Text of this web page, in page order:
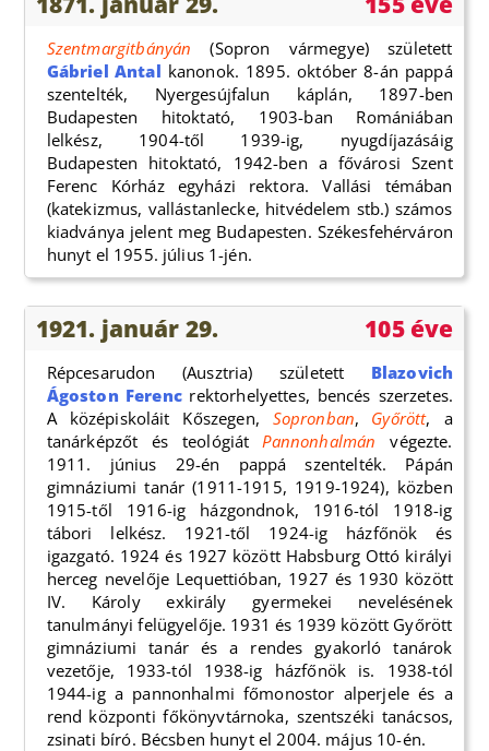
Szentmargitbányán
(Sopron vármegye) született
Gábriel Antal kanonok. 1895. október 8-án pappá
szentelték, Nyergesújfalun káplán, 1897-ben
Budapesten hitoktató, 1903-ban Romániában
lelkész, 1904-től 1939-ig, nyugdíjazásáig
Budapesten hitoktató, 1942-ben a fővárosi Szent
Ferenc Kórház egyházi rektora. Vallási témában
(katekizmus, vallástanlecke, hitvédelem stb.) számos
kiadványa jelent meg Budapesten. Székesfehérváron
hunyt el 1955. július 1-jén.
1921. január 29. 105 éve
Répcesarudon (Ausztria) született Blazovich
Ágoston Ferencrektorhelyettes, bencés szerzetes.
A középiskoláit Kőszegen, Sopronban, Győrött, a
tanárképzőt és teológiátPannonhalmán végezte.
1911. június 29-én pappá szentelték. Pápán
gimnáziumi tanár (1911-1915, 1919-1924), közben
1915-től 1916-ig házgondnok, 1916-tól 1918-ig
tábori lelkész. 1921-től 1924-ig házfőnök és
igazgató. 1924 és 1927 között Habsburg Ottó királyi
herceg nevelője Lequettióban, 1927 és 1930 között
IV. Károly exkirály gyermekei nevelésének
tanulmányi felügyelője. 1931 és 1939 között Győrött
gimnáziumi tanár és a rendes gyakorló tanárok
vezetője, 1933-tól 1938-ig házfőnök is. 1938-tól
1944-ig a pannonhalmi főmonostor alperjele és a
rend központi főkönyvtárnoka, szentszéki tanácsos,
zsinati bíró. Bécsben hunyt el 2004. május 10-én.